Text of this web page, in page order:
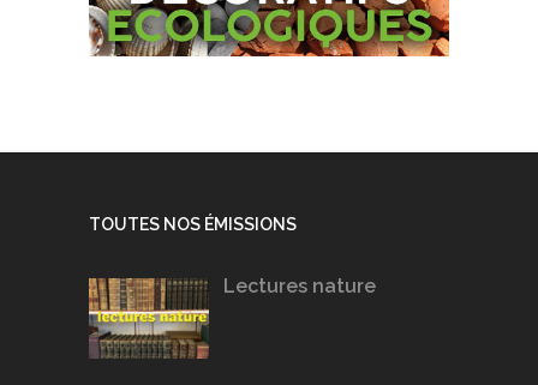
TOUTES NOS ÉMISSIONS
Lectures nature